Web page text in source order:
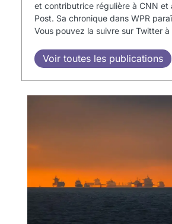
et contributrice régulière à CNN et
Post. Sa chronique dans WPR
Vous pouvez la suivre sur Twitter
Voir toutes les publications